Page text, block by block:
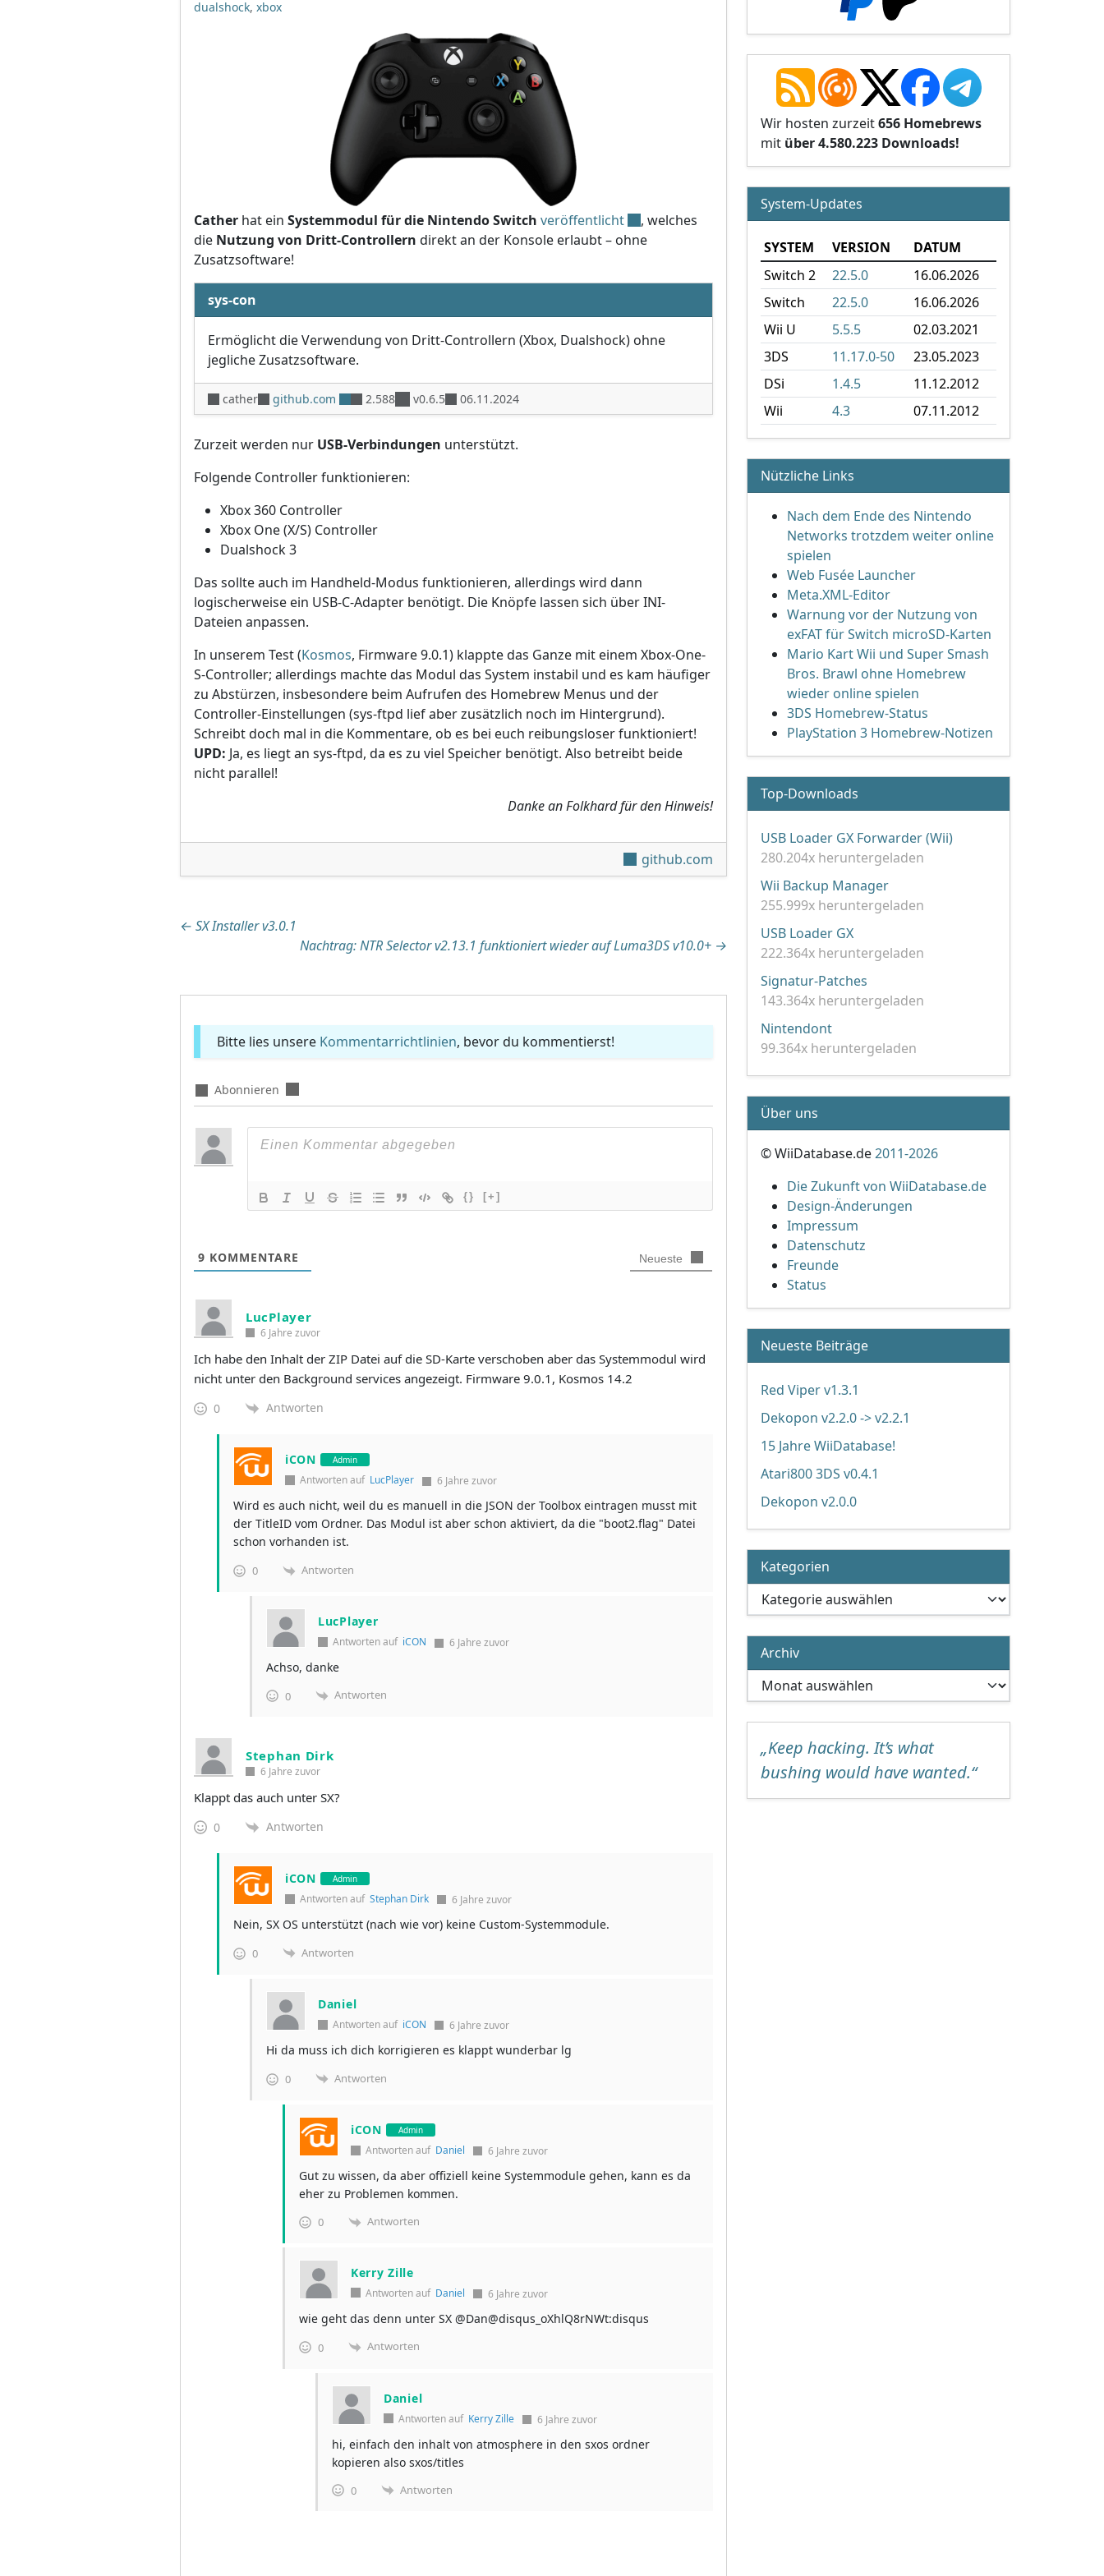
dualshock, xbox
Cather hat ein Systemmodul für die Nintendo Switch veröffentlicht
, welches
die Nutzung von Dritt-Controllern direkt an der Konsole erlaubt – ohne
Zusatzsoftware!
sys-con
Ermöglicht die Verwendung von Dritt-Controllern (Xbox, Dualshock) ohne
jegliche Zusatzsoftware.
cather github.com 2.588 v0.6.5 06.11.2024
Zurzeit werden nur USB-Verbindungen unterstützt.
Folgende Controller funktionieren:
Xbox 360 Controller
Xbox One (X/S) Controller
Dualshock 3
Das sollte auch im Handheld-Modus funktionieren, allerdings wird dann
logischerweise ein USB-C-Adapter benötigt. Die Knöpfe lassen sich über INI-
Dateien anpassen.
In unserem Test (Kosmos, Firmware 9.0.1) klappte das Ganze mit einem Xbox-One-
S-Controller; allerdings machte das Modul das System instabil und es kam häufiger
zu Abstürzen, insbesondere beim Aufrufen des Homebrew Menus und der
Controller-Einstellungen (sys-ftpd lief aber zusätzlich noch im Hintergrund).
Schreibt doch mal in die Kommentare, ob es bei euch reibungsloser funktioniert!
UPD: Ja, es liegt an sys-ftpd, da es zu viel Speicher benötigt. Also betreibt beide
nicht parallel!
Danke an Folkhard für den Hinweis!
github.com
Beitragsnavigation
← SX Installer v3.0.1
Nachtrag: NTR Selector v2.13.1 funktioniert wieder auf Luma3DS v10.0+ →
Bitte lies unsere Kommentarrichtlinien, bevor du kommentierst!
Abonnieren
{} [+]
9 KOMMENTARE Neueste
LucPlayer
6 Jahre zuvor
Ich habe den Inhalt der ZIP Datei auf die SD-Karte verschoben aber das Systemmodul wird
nicht unter den Background services angezeigt. Firmware 9.0.1, Kosmos 14.2
0 Antworten
iCON Admin
Antworten auf LucPlayer 6 Jahre zuvor
Wird es auch nicht, weil du es manuell in die JSON der Toolbox eintragen musst mit
der TitleID vom Ordner. Das Modul ist aber schon aktiviert, da die "boot2.flag" Datei
schon vorhanden ist.
0 Antworten
LucPlayer
Antworten auf iCON 6 Jahre zuvor
Achso, danke
0 Antworten
Stephan Dirk
6 Jahre zuvor
Klappt das auch unter SX?
0 Antworten
iCON Admin
Antworten auf Stephan Dirk 6 Jahre zuvor
Nein, SX OS unterstützt (nach wie vor) keine Custom-Systemmodule.
0 Antworten
Daniel
Antworten auf iCON 6 Jahre zuvor
Hi da muss ich dich korrigieren es klappt wunderbar lg
0 Antworten
iCON Admin
Antworten auf Daniel 6 Jahre zuvor
Gut zu wissen, da aber offiziell keine Systemmodule gehen, kann es da
eher zu Problemen kommen.
0 Antworten
Kerry Zille
Antworten auf Daniel 6 Jahre zuvor
wie geht das denn unter SX @Dan@disqus_oXhlQ8rNWt:disqus
0 Antworten
Daniel
Antworten auf Kerry Zille 6 Jahre zuvor
hi, einfach den inhalt von atmosphere in den sxos ordner
kopieren also sxos/titles
0 Antworten
Wir hosten zurzeit656 Homebrews
mit über 4.580.223 Downloads!
System-Updates
SYSTEM VERSION
DATUM
Switch 2
22.5.0
16.06.2026
Switch
22.5.0
16.06.2026
Wii U
5.5.5
02.03.2021
3DS
11.17.0-50
23.05.2023
DSi
1.4.5
11.12.2012
Wii
4.3 07.11.2012
Nützliche Links
Nach dem Ende des Nintendo
Networks trotzdem weiter online
spielen
Web Fusée Launcher
Meta.XML-Editor
Warnung vor der Nutzung von
exFAT für Switch microSD-Karten
Mario Kart Wii und Super Smash
Bros. Brawl ohne Homebrew
wieder online spielen
3DS Homebrew-Status
PlayStation 3 Homebrew-Notizen
Top-Downloads
USB Loader GX Forwarder (Wii)
280.204x heruntergeladen
Wii Backup Manager
255.999x heruntergeladen
USB Loader GX
222.364x heruntergeladen
Signatur-Patches
143.364x heruntergeladen
Nintendont
99.364x heruntergeladen
Über uns
© WiiDatabase.de2011-2026
Die Zukunft von WiiDatabase.de
Design-Änderungen
Impressum
Datenschutz
Freunde
Status
Neueste Beiträge
Red Viper v1.3.1
Dekopon v2.2.0 -> v2.2.1
15 Jahre WiiDatabase!
Atari800 3DS v0.4.1
Dekopon v2.0.0
Kategorien
Kategorien
Archiv
Archiv
„Keep hacking. It’s what
bushing would have wanted.“